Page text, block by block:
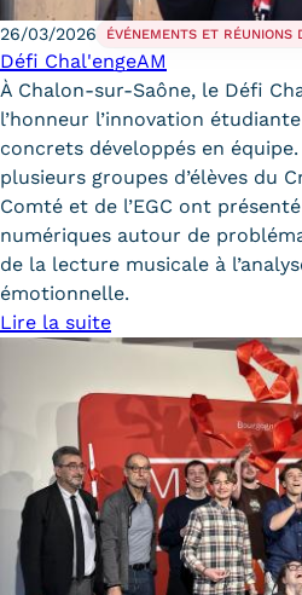
Kits
Prospect
Fiche contact
JPO
26/03/2026 ÉVÉNEMENTS ET RÉUNIONS
Défi Chal'engeAM
À Chalon-sur-Saône, le Défi
l’honneur l’innovation
concrets développés en
plusieurs groupes d’élèves du
Comté et de l’EGC ont
numériques autour de
de la lecture musicale à
émotionnelle.
Lire la suite